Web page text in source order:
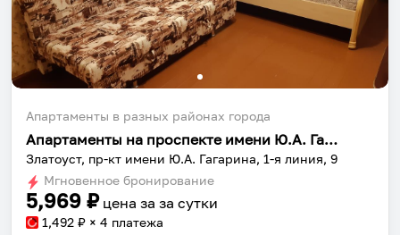
Апартаменты в разных районах города
Апартаменты на проспекте имени Ю.А. Гагарина 1-я линия 9
Златоуст, пр-кт имени Ю.А. Гагарина, 1-я линия, 9
Мгновенное бронирование
5,969 ₽ цена за за сутки
1,492 ₽ × 4 платежа
Собери путешествие без сложностей
Сохраняй места, повторяй маршруты, находи
компанию и бронируй жильё в одном
приложении.